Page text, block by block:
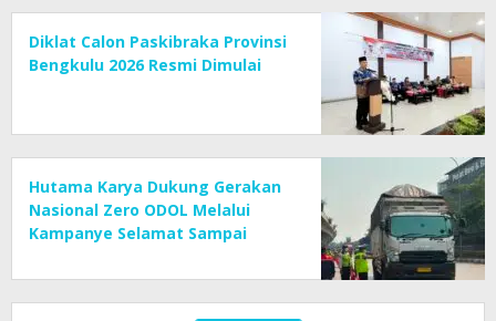
Diklat Calon Paskibraka Provinsi
Bengkulu 2026 Resmi Dimulai
Hutama Karya Dukung Gerakan
Nasional Zero ODOL Melalui
Kampanye Selamat Sampai